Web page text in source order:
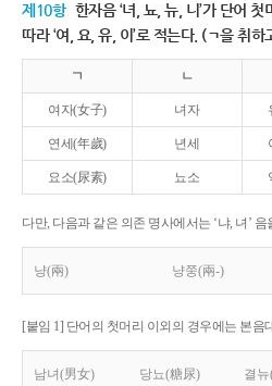
제10항 한자음 ‘녀, 뇨, 뉴, 니’가 단어
따라 ‘여, 요, 유, 이’로 적는다. (ㄱ을 취하
ㄱ ㄴ
여자(女子) 녀자
연세(年歲) 년세
요소(尿素) 뇨소
다만, 다음과 같은 의존 명사에서는 ‘냐, 녀’ 음
냥(兩) 냥쭝(兩-)
[붙임 1] 단어의 첫머리 이외의 경우에는 본음
남녀(男女) 당뇨(糖尿) 결